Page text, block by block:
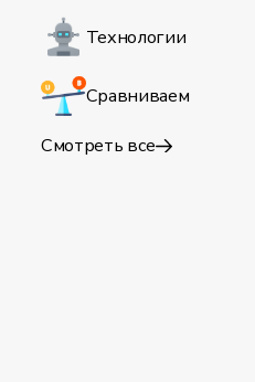
Технологии
Сравниваем
Смотреть все